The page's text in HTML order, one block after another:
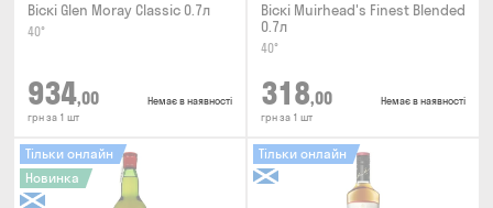
Віскі Glen Moray Classic 0.7л
40°
934,00
грн за 1 шт
Немає в наявності
Віскі Muirhead's Finest Blended
0.7л
40°
318,00
грн за 1 шт
Немає в наявності
Тільки онлайн
Новинка
Тільки онлайн